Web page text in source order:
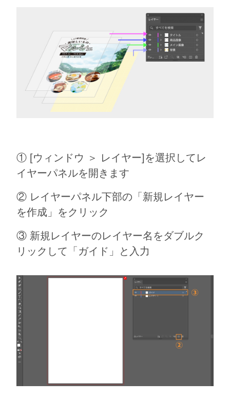
① [ウィンドウ ＞ レイヤー]を選択してレ
イヤーパネルを開きます
② レイヤーパネル下部の「新規レイヤー
を作成」をクリック
③ 新規レイヤーのレイヤー名をダブルク
リックして「ガイド」と入力